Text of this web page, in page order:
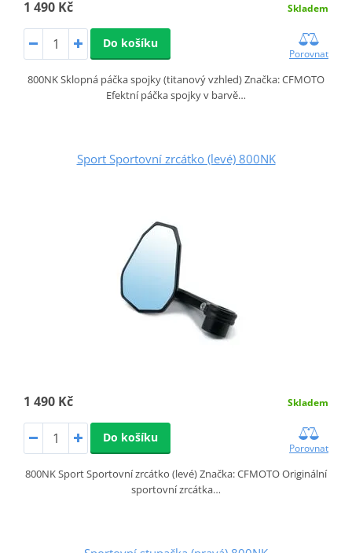
1 490 Kč Skladem
Do košíku
Porovnat
800NK Sklopná páčka spojky (titanový vzhled) Značka: CFMOTO
Efektní páčka spojky v barvě…
Sport Sportovní zrcátko (levé) 800NK
1 490 Kč Skladem
Do košíku
Porovnat
800NK Sport Sportovní zrcátko (levé) Značka: CFMOTO Originální
sportovní zrcátka…